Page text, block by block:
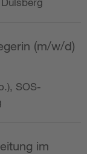
(m/w/d)
SOS-
im